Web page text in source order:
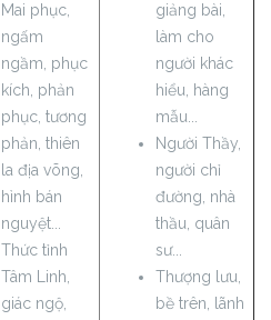
Mai phục,
ngấm
ngầm, phục
kích, phản
phục, tương
phản, thiên
la địa võng,
hình bán
nguyệt...
Thức tỉnh
Tâm Linh,
giác ngộ,
giảng bài,
làm cho
người khác
hiểu, hàng
mẫu...
Người Thầy,
người chỉ
đường, nhà
thầu, quân
sư...
Thượng lưu,
bề trên, lãnh